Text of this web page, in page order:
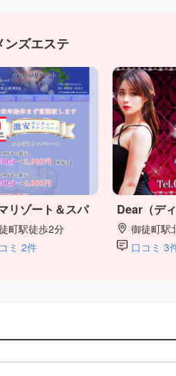
ンズエステ
リゾート＆スパ
町駅徒歩2分
ミ 2件
Dear（ディ
御徒町駅
口コミ 3